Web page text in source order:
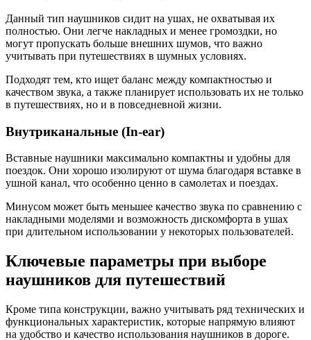
Данный тип наушников сидит на ушах, не охватывая их
полностью. Они легче накладных и менее громоздки, но
могут пропускать больше внешних шумов, что важно
учитывать при путешествиях в шумных условиях.
Подходят тем, кто ищет баланс между компактностью и
качеством звука, а также планирует использовать их не только
в путешествиях, но и в повседневной жизни.
Внутриканальные (In-ear)
Вставные наушники максимально компактны и удобны для
поездок. Они хорошо изолируют от шума благодаря вставке в
ушной канал, что особенно ценно в самолетах и поездах.
Минусом может быть меньшее качество звука по сравнению с
накладными моделями и возможность дискомфорта в ушах
при длительном использовании у некоторых пользователей.
Ключевые параметры при выборе
наушников для путешествий
Кроме типа конструкции, важно учитывать ряд технических и
функциональных характеристик, которые напрямую влияют
на удобство и качество использования наушников в дороге.